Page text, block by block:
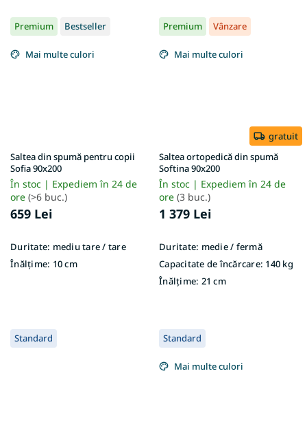
Premium Bestseller
Mai multe culori
Saltea din spumă pentru copii
Sofia 90x200
În stoc | Expediem în 24 de
ore (>6 buc.)
659 Lei
Duritate: mediu tare / tare
Înălțime: 10 cm
Premium Vânzare
Mai multe culori
gratuit
Saltea ortopedică din spumă
Softina 90x200
În stoc | Expediem în 24 de
ore (3 buc.)
1 379 Lei
Duritate: medie / fermă
Capacitate de încărcare: 140 kg
Înălțime: 21 cm
Standard Standard
Mai multe culori